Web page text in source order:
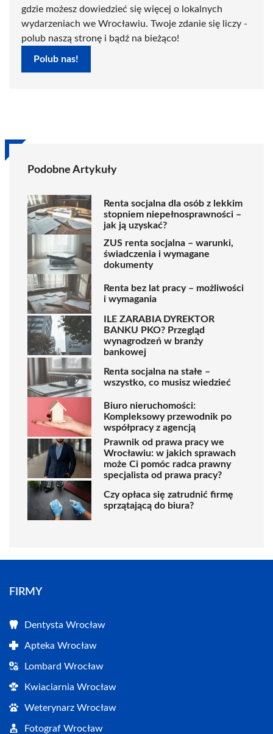
gdzie możesz dowiedzieć się więcej o lokalnych
wydarzeniach we Wrocławiu. Twoje zdanie się liczy -
polub naszą stronę i bądź na bieżąco!
Polub nas!
Podobne Artykuły
Renta socjalna dla osób z lekkim
stopniem niepełnosprawności –
jak ją uzyskać?
ZUS renta socjalna – warunki,
świadczenia i wymagane
dokumenty
Renta bez lat pracy – możliwości
i wymagania
ILE ZARABIA DYREKTOR
BANKU PKO? Przegląd
wynagrodzeń w branży
bankowej
Renta socjalna na stałe –
wszystko, co musisz wiedzieć
Biuro nieruchomości:
Kompleksowy przewodnik po
współpracy z agencją
Prawnik od prawa pracy we
Wrocławiu: w jakich sprawach
może Ci pomóc radca prawny
specjalista od prawa pracy?
Czy opłaca się zatrudnić firmę
sprzątającą do biura?
FIRMY
Dentysta Wrocław
Apteka Wrocław
Lombard Wrocław
Kwiaciarnia Wrocław
Weterynarz Wrocław
Fotograf Wrocław